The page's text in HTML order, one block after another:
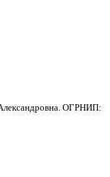
ОГРНИП: